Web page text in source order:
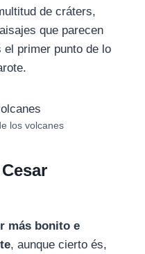
de cráters,
que parecen
primer punto de lo
los volcanes
más bonito e
, aunque cierto és,